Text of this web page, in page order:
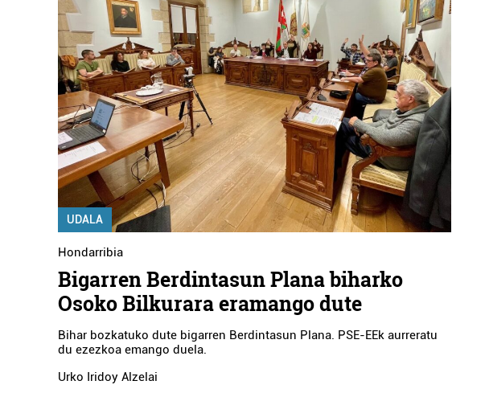
UDALA
Hondarribia
Bigarren Berdintasun Plana biharko
Osoko Bilkurara eramango dute
Bihar bozkatuko dute bigarren Berdintasun Plana. PSE-EEk aurreratu
du ezezkoa emango duela.
Urko Iridoy Alzelai